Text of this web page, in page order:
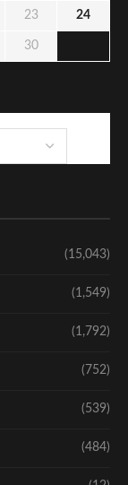
23 24
30
(15,043)
(1,549)
(1,792)
(752)
(539)
(484)